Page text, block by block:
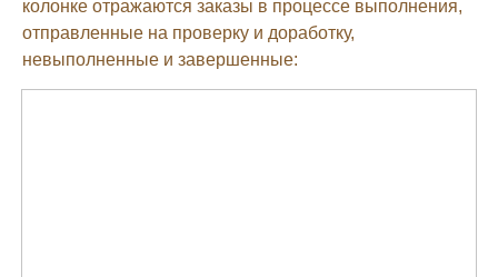
колонке отражаются заказы в процессе выполнения,
отправленные на проверку и доработку,
невыполненные и завершенные: